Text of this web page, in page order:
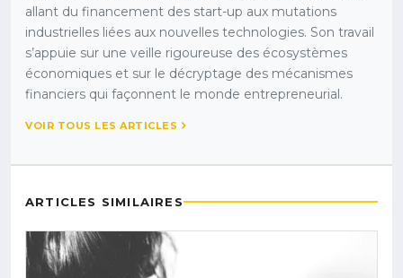
allant du financement des start-up aux mutations
industrielles liées aux nouvelles technologies. Son travail
s’appuie sur une veille rigoureuse des écosystèmes
économiques et sur le décryptage des mécanismes
financiers qui façonnent le monde entrepreneurial.
VOIR TOUS LES ARTICLES
ARTICLES SIMILAIRES